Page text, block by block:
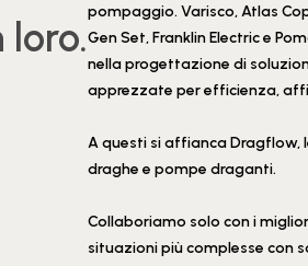
loro.
pompaggio. Varisco, Atlas
Gen Set, Franklin Electric e
nella progettazione di
apprezzate per efficienza,
A questi si affianca Dragflow,
draghe e pompe draganti.
Collaboriamo solo con i
situazioni più complesse con